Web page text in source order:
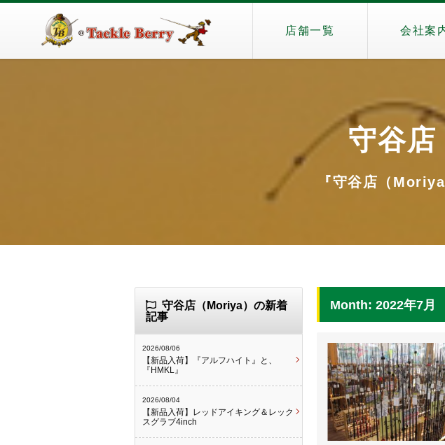
店舗一覧 会社案
守谷店
『守谷店（
Month: 2022年7月
守谷店（Moriya）の新着
記事
2026/08/06
【新品入荷】『アルフハイト』と、
『HMKL』
2026/08/04
【新品入荷】レッドアイキング＆レック
スグラブ4inch